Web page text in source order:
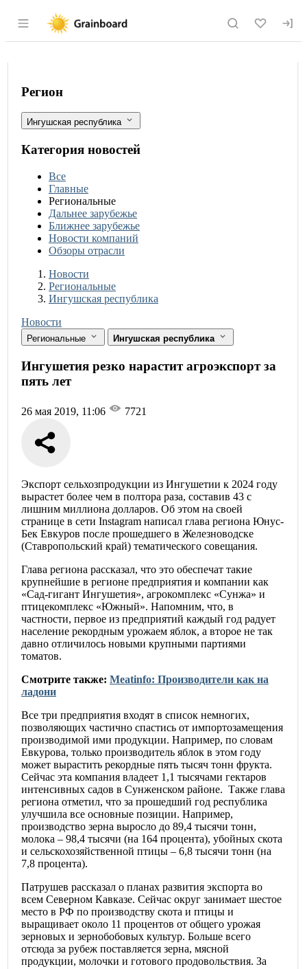
Раздел навигации по сайту
Ингушетия резко нарастит
Фильтры
Регион
Ингушская республика
Категория новостей
Все
Главные
Региональные
Дальнее зарубежье
Ближнее зарубежье
Новости компаний
Обзоры отрасли
Новости
Разделы
Новости
Региональные
Ингушская республика
Новости
Региональные Ингушская республика
Ингушетия резко нарастит агроэкспорт за
пять лет
26 мая 2019, 11:06 7721
Экспорт сельхозпродукции из Ингушетии к 2024 году
вырастет более чем в полтора раза, составив 43 с
лишним миллиона долларов. Об этом на своей
странице в сети Instagram написал глава региона Юнус-
Бек Евкуров после прошедшего в Железноводске
(Ставропольский край) тематического совещания.
Глава региона рассказал, что это обеспечат такие
крупнейшие в регионе предприятия и компании как
«Сад-гигант Ингушетия», агрокомплекс «Сунжа» и
птицекомплекс «Южный». Напомним, что, в
частности, первое из предприятий каждый год радует
население рекордным урожаем яблок, а второе не так
давно отличилось новыми крупными партиями
томатов.
Смотрите также: Meatinfo: Производители как на
ладони
Все три предприятия входят в список немногих,
позволяющих частично спастись от импортозамещения
производимой ими продукции. Например, по словам
Евкурова, только производитель яблок в этом году
может вырастить рекордные пять тысяч тонн фрукта.
Сейчас эта компания владеет 1,1 тысячами гектаров
интенсивных садов в Сунженском районе. Также глава
региона отметил, что за прошедший год республика
улучшила все основные позиции. Например,
производство зерна выросло до 89,4 тысячи тонн,
молока – 98,4 тысячи (на 164 процента), убойных скота
и сельскохозяйственной птицы – 6,8 тысячи тонн (на
7,8 процента).
Патрушев рассказал о планах развития экспорта во
всем Северном Кавказе. Сейчас округ занимает шестое
место в РФ по производству скота и птицы и
выращивает около 11 процентов от общего урожая
зерновых и зернобобовых культур. Больше всего
отсюда за рубеж поставляется зерна, мясной
продукции, молочки и готового продовольствия. За